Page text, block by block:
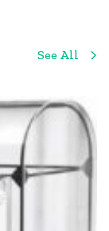
See All